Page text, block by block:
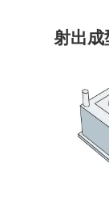
射出